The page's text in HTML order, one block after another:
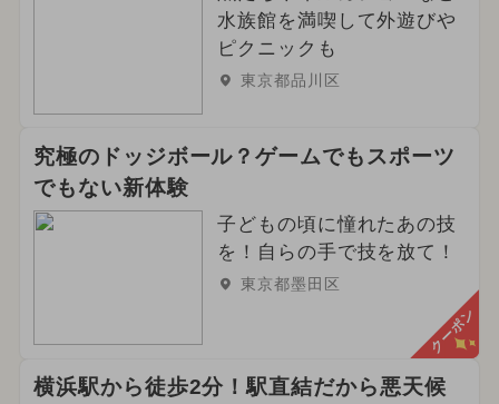
水族館を満喫して外遊びや
ピクニックも
東京都品川区
究極のドッジボール？ゲームでもスポーツ
でもない新体験
子どもの頃に憧れたあの技
を！自らの手で技を放て！
東京都墨田区
クーポン
横浜駅から徒歩2分！駅直結だから悪天候